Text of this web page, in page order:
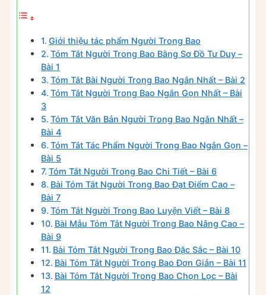
Giới thiệu tác phẩm Người Trong Bao
Tóm Tắt Người Trong Bao Bằng Sơ Đồ Tư Duy –
Bài 1
Tóm Tắt Bài Người Trong Bao Ngắn Nhất – Bài 2
Tóm Tắt Người Trong Bao Ngắn Gọn Nhất – Bài
3
Tóm Tắt Văn Bản Người Trong Bao Ngắn Nhất –
Bài 4
Tóm Tắt Tác Phẩm Người Trong Bao Ngắn Gọn –
Bài 5
Tóm Tắt Người Trong Bao Chi Tiết – Bài 6
Bài Tóm Tắt Người Trong Bao Đạt Điểm Cao –
Bài 7
Tóm Tắt Người Trong Bao Luyện Viết – Bài 8
Bài Mẫu Tóm Tắt Người Trong Bao Nâng Cao –
Bài 9
Bài Tóm Tắt Người Trong Bao Đặc Sắc – Bài 10
Bài Tóm Tắt Người Trong Bao Đơn Giản – Bài 11
Bài Tóm Tắt Người Trong Bao Chọn Lọc – Bài
12